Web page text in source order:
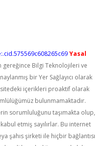
Yasal
gereğince Bilgi Teknolojileri ve
bir Yer Sağlayıcı olarak
içerikleri proaktif olarak
bulunmamaktadır.
sorumluluğunu taşımakta olup,
etmiş sayılırlar. Bu internet
şahıs şirketi ile hiçbir bağlantısı